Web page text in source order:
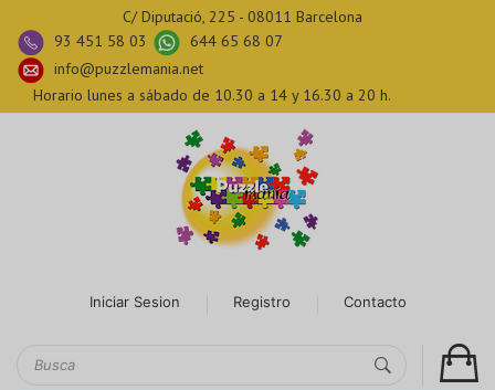
C/ Diputació, 225 - 08011 Barcelona
93 451 58 03
644 65 68 07
info@puzzlemania.net
Horario lunes a sábado de 10.30 a 14 y 16.30 a 20 h.
Iniciar Sesion Registro Contacto